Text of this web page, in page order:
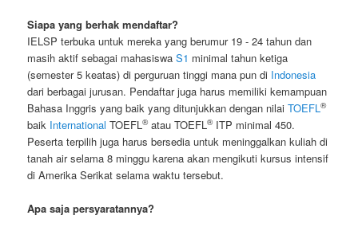
Siapa yang berhak mendaftar?
IELSP terbuka untuk mereka yang berumur 19 - 24 tahun dan
masih aktif sebagai mahasiswaS1 minimal tahun ketiga
(semester 5 keatas) di perguruan tinggi mana pun di Indonesia
dari berbagai jurusan. Pendaftar juga harus memiliki kemampuan
Bahasa Inggris yang baik yang ditunjukkan dengan nilaiTOEFL®
baik International TOEFL®atau TOEFL®ITP minimal 450.
Peserta terpilih juga harus bersedia untuk meninggalkan kuliah di
tanah air selama 8 minggu karena akan mengikuti kursus intensif
di Amerika Serikat selama waktu tersebut.
Apa saja persyaratannya?